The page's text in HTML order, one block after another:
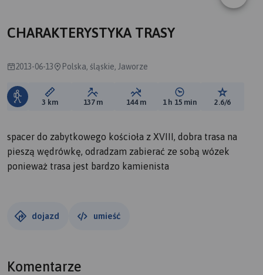
CHARAKTERYSTYKA TRASY
2013-06-13 Polska, śląskie, Jaworze
Długość trasy:
3 km Suma przewyższeń:
137 m Suma spadków:
144 m Średni czas potrzebny
1 h 15 min Ocena
2.6/6
spacer do zabytkowego kościoła z XVIII, dobra trasa na
pieszą wędrówkę, odradzam zabierać ze sobą wózek
ponieważ trasa jest bardzo kamienista
dojazd umieść
Komentarze